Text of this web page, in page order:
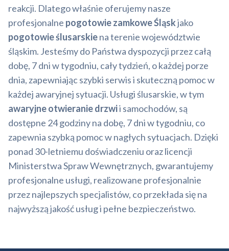
reakcji. Dlatego właśnie oferujemy nasze
profesjonalne pogotowie zamkowe Śląskjako
pogotowie ślusarskiena terenie województwie
śląskim. Jesteśmy do Państwa dyspozycji przez całą
dobę, 7 dni w tygodniu, cały tydzień, o każdej porze
dnia, zapewniając szybki serwis i skuteczną pomoc w
każdej awaryjnej sytuacji. Usługi ślusarskie, w tym
awaryjne otwieranie drzwii samochodów, są
dostępne 24 godziny na dobę, 7 dni w tygodniu, co
zapewnia szybką pomoc w nagłych sytuacjach. Dzięki
ponad 30-letniemu doświadczeniu oraz licencji
Ministerstwa Spraw Wewnętrznych, gwarantujemy
profesjonalne usługi, realizowane profesjonalnie
przez najlepszych specjalistów, co przekłada się na
najwyższą jakość usług i pełne bezpieczeństwo.